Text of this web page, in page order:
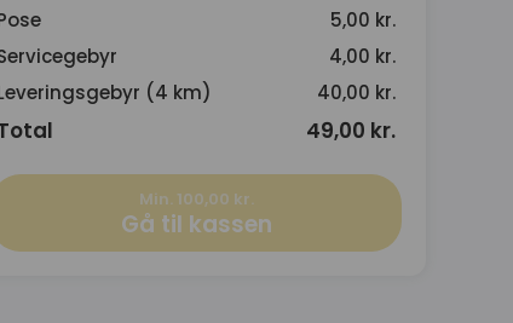
5,00 kr.
4,00 kr.
(4 km)
40,00 kr.
49,00 kr.
Min. 100,00 kr.
Gå til kassen